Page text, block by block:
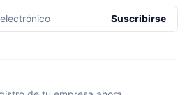
Suscribirse